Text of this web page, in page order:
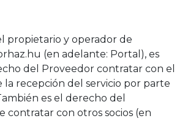
propietario y operador de
(en adelante: Portal), es
del Proveedor contratar con el
la recepción del servicio por parte
es el derecho del
contratar con otros socios (en